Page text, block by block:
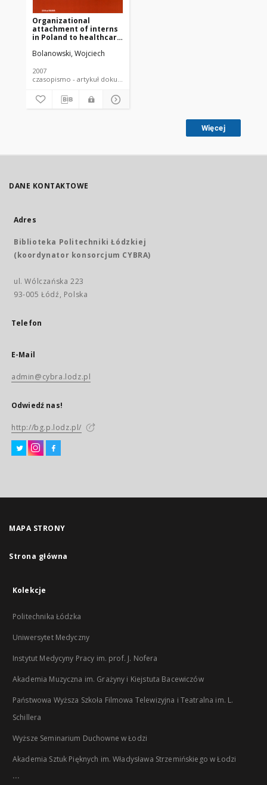
Organizational
attachment of interns
in Poland to healthcare
Bolanowski, Wojciech
2007
czasopismo - artykuł dokument piśmienniczy
Więcej
DANE KONTAKTOWE
Adres
Biblioteka Politechniki Łódzkiej
(koordynator konsorcjum CYBRA)
ul. Wólczańska 223
93-005 Łódź, Polska
Telefon
E-Mail
admin@cybra.lodz.pl
Odwiedź nas!
http://bg.p.lodz.pl/
MAPA STRONY
Strona główna
Kolekcje
Politechnika Łódzka
Uniwersytet Medyczny
Instytut Medycyny Pracy im. prof. J. Nofera
Akademia Muzyczna im. Grażyny i Kiejstuta Bacewiczów
Państwowa Wyższa Szkoła Filmowa Telewizyjna i Teatralna im. L.
Schillera
Wyższe Seminarium Duchowne w Łodzi
Akademia Sztuk Pięknych im. Władysława Strzemińskiego w Łodzi
...